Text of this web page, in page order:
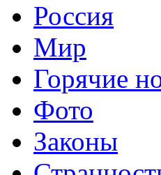
Россия
Мир
Горячие
Фото
Законы